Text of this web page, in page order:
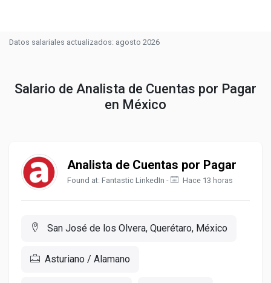
Datos salariales actualizados: agosto 2026
Salario de Analista de Cuentas por Pagar
en México
Analista de Cuentas por Pagar
Found at: Fantastic LinkedIn - Hace 13 horas
San José de los Olvera, Querétaro, México
Asturiano / Alamano